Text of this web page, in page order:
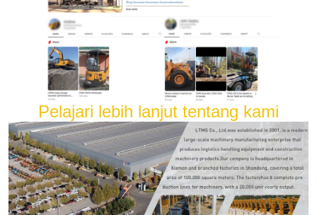
Pelajari lebih lanjut tentang kami